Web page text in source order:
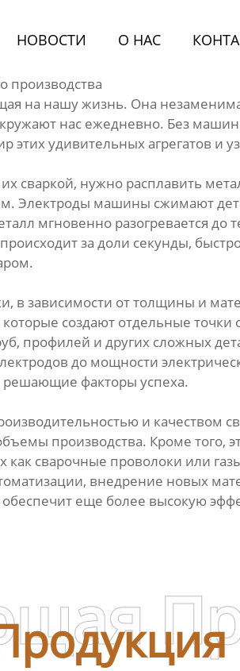
НОВОСТИ О HАС
производства
на нашу жизнь. Она
нас ежедневно. Без
удивительных агрегатов и
сваркой, нужно расплавить
Электроды машины сжимают
мгновенно разогревается
за доли секунды,
зависимости от толщины и
создают отдельные
профилей и других сложных
до мощности
решающие факторы успеха.
и качеством
производства. Кроме того,
как сварочные проволоки или
внедрение новых
еще более высокую